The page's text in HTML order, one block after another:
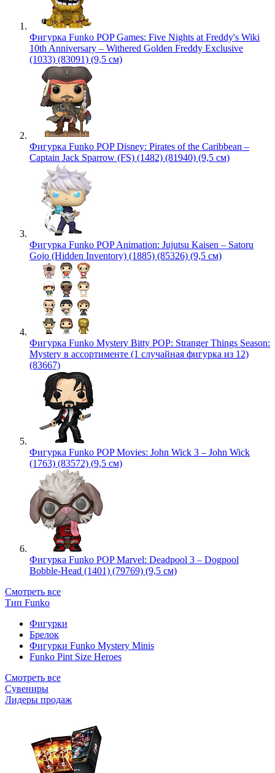
Фигурка Funko POP Games: Five Nights at Freddy's Wiki
10th Anniversary – Withered Golden Freddy Exclusive
(1033) (83091) (9,5 см)
Фигурка Funko POP Disney: Pirates of the Caribbean –
Captain Jack Sparrow (FS) (1482) (81940) (9,5 см)
Фигурка Funko POP Animation: Jujutsu Kaisen – Satoru
Gojo (Hidden Inventory) (1885) (85326) (9,5 см)
Фигурка Funko Mystery Bitty POP: Stranger Things Season:
Mystery в ассортименте (1 случайная фигурка из 12)
(83667)
Фигурка Funko POP Movies: John Wick 3 – John Wick
(1763) (83572) (9,5 см)
Фигурка Funko POP Marvel: Deadpool 3 – Dogpool
Bobble-Head (1401) (79769) (9,5 см)
Смотреть все
Тип Funko
Фигурки
Брелок
Фигурки Funko Mystery Minis
Funko Pint Size Heroes
Смотреть все
Сувениры
Лидеры продаж